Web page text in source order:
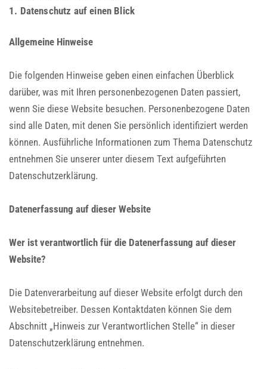
1. Datenschutz auf einen Blick
Allgemeine Hinweise
Die folgenden Hinweise geben einen einfachen Überblick
darüber, was mit Ihren personenbezogenen Daten passiert,
wenn Sie diese Website besuchen. Personenbezogene Daten
sind alle Daten, mit denen Sie persönlich identifiziert werden
können. Ausführliche Informationen zum Thema Datenschutz
entnehmen Sie unserer unter diesem Text aufgeführten
Datenschutzerklärung.
Datenerfassung auf dieser Website
Wer ist verantwortlich für die Datenerfassung auf dieser
Website?
Die Datenverarbeitung auf dieser Website erfolgt durch den
Websitebetreiber. Dessen Kontaktdaten können Sie dem
Abschnitt „Hinweis zur Verantwortlichen Stelle“ in dieser
Datenschutzerklärung entnehmen.